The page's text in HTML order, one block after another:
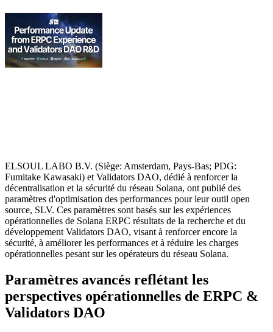
ELSOUL LABO B.V. (Siège: Amsterdam, Pays-Bas; PDG:
Fumitake Kawasaki) et Validators DAO, dédié à renforcer la
décentralisation et la sécurité du réseau Solana, ont publié des
paramètres d'optimisation des performances pour leur outil open
source, SLV. Ces paramètres sont basés sur les expériences
opérationnelles de Solana ERPC résultats de la recherche et du
développement Validators DAO, visant à renforcer encore la
sécurité, à améliorer les performances et à réduire les charges
opérationnelles pesant sur les opérateurs du réseau Solana.
Paramètres avancés reflétant les
perspectives opérationnelles de ERPC &
Validators DAO